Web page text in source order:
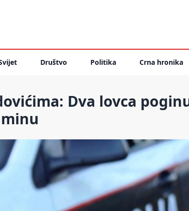
Društvo Politika Crna hronika
Dva lovca